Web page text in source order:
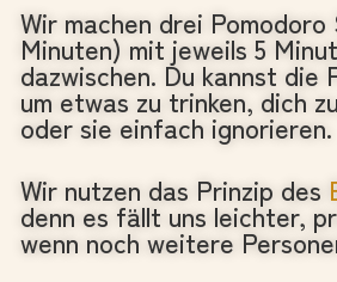
Wir machen drei Pomodoro
Minuten) mit jeweils 5
dazwischen. Du kannst die
um etwas zu trinken, dich
oder sie einfach ignorieren.
Wir nutzen das Prinzip des
denn es fällt uns leichter,
wenn noch weitere